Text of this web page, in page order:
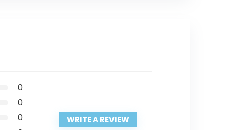
0
0
0
WRITE A REVIEW